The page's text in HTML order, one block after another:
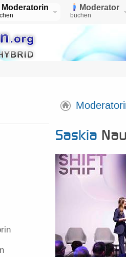
Moderatorin Moderator
buchen
Saskia